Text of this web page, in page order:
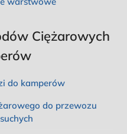
Ciężarowych
do kamperów
do przewozu